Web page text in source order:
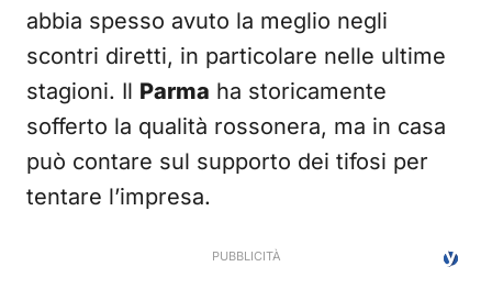
abbia spesso avuto la meglio negli
scontri diretti, in particolare nelle ultime
stagioni. Il Parma ha storicamente
sofferto la qualità rossonera, ma in casa
può contare sul supporto dei tifosi per
tentare l’impresa.